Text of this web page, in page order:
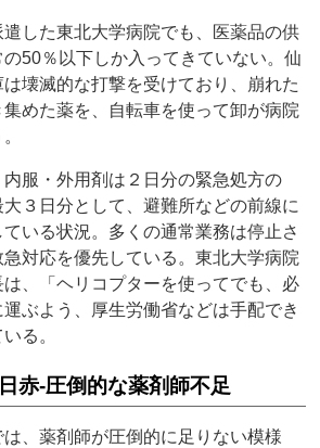
した東北大学病院でも、医薬品の供
50％以下しか入ってきていない。仙
壊滅的な打撃を受けており、崩れた
めた薬を、自転車を使って卸が病院
服・外用剤は２日分の緊急処方の
３日分として、避難所などの前線に
いる状況。多くの通常業務は停止さ
対応を優先している。東北大学病院
、「ヘリコプターを使ってでも、必
ぶよう、厚生労働省などは手配でき
る。
赤‐圧倒的な薬剤師不足
、薬剤師が圧倒的に足りない模様